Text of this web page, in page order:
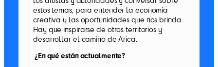
estos temas, para entender la economía
creativa y las oportunidades que nos brinda.
Hay que inspirarse de otros territorios y
desarrollar el camino de Arica.
¿En qué están actualmente?